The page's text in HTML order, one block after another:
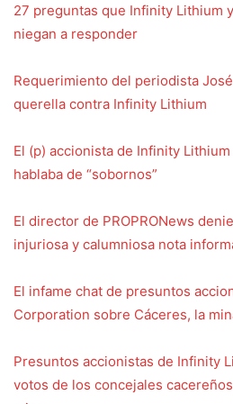
27 preguntas que Infinity Lithium
niegan a responder
Requerimiento del periodista
querella contra Infinity Lithium
El (p) accionista de Infinity
hablaba de “sobornos”
El director de PROPRONews
injuriosa y calumniosa nota
El infame chat de presuntos
Corporation sobre Cáceres, la
Presuntos accionistas de Infinity
votos de los concejales